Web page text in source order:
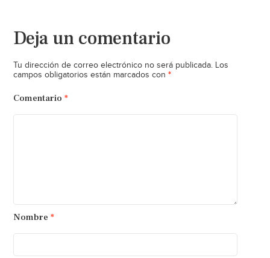
Deja un comentario
Tu dirección de correo electrónico no será publicada. Los
campos obligatorios están marcados con *
Comentario *
Nombre *